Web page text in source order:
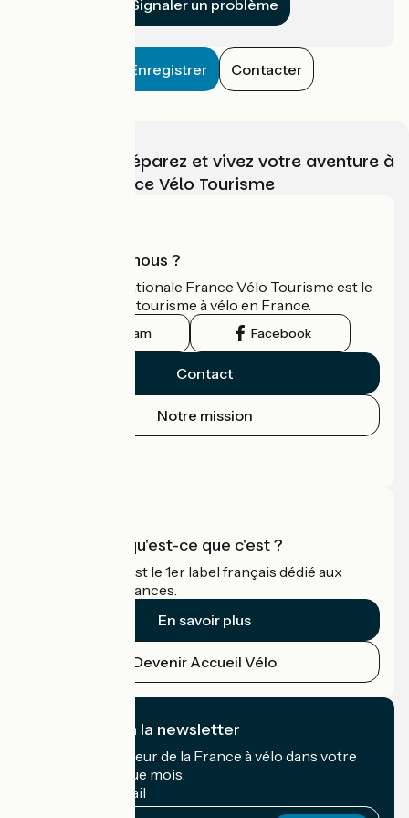
Signaler un problème
Enregistrer Contacter
Choisissez, préparez et vivez votre aventure à
vélo avec France Vélo Tourisme
Qui sommes-nous ?
L'association nationale France Vélo Tourisme est le
guide officiel du tourisme à vélo en France.
Instagram Facebook
Contact
Notre mission
Accueil Vélo qu'est-ce que c'est ?
Accueil Vélo c'est le 1er label français dédié aux
cyclistes en vacances.
En savoir plus
Devenir Accueil Vélo
Je m'abonne à la newsletter
Recevez le meilleur de la France à vélo dans votre
boîte mail chaque mois.
Mon adresse mail